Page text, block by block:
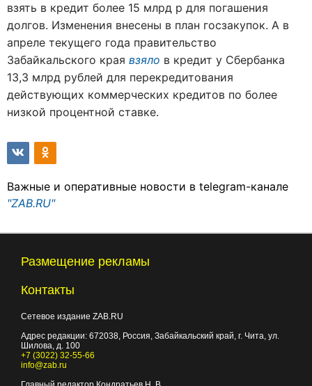
взять в кредит более 15 млрд р для погашения
долгов. Изменения внесены в план госзакупок. А в
апреле текущего года правительство
Забайкальского края взяло в кредит у Сбербанка
13,3 млрд рублей для перекредитования
действующих коммерческих кредитов по более
низкой процентной ставке.
Важные и оперативные новости в telegram-канале
"ZAB.RU"
Размещение рекламы
Контакты
Сетевое издание ZAB.RU
Адрес редакции: 672038, Россия, Забайкальский край, г. Чита, ул.
Шилова, д. 100
+7 (3022) 32-55-66
info@zab.ru